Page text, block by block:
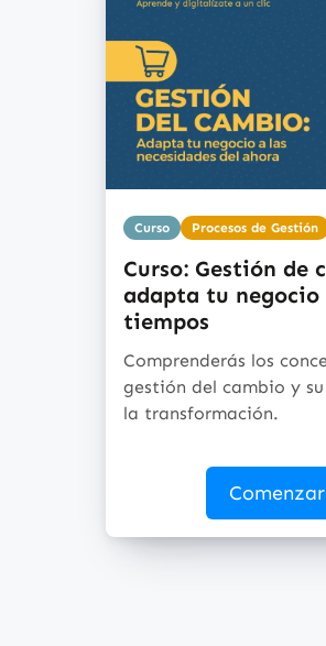
Curso Procesos de Gestión
Curso: Gestión de
adapta tu negocio
tiempos
Comprenderás los
gestión del cambio y
la transformación.